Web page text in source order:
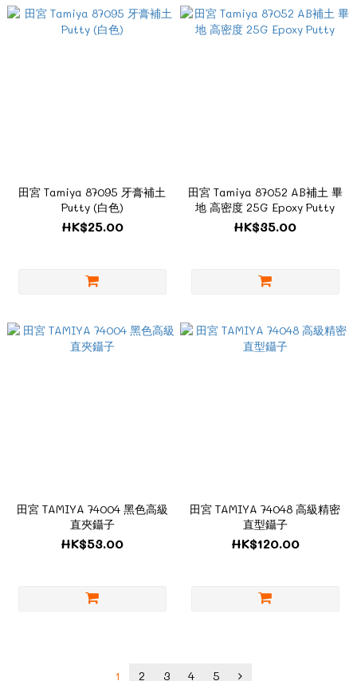
田宮 Tamiya 87095 牙膏補土
Putty (白色)
HK$25.00
田宮 Tamiya 87052 AB補土 畢
地 高密度 25G Epoxy Putty
HK$35.00
田宮 TAMIYA 74004 黑色高級
直夾鑷子
HK$53.00
田宮 TAMIYA 74048 高級精密
直型鑷子
HK$120.00
1 2 3 4 5